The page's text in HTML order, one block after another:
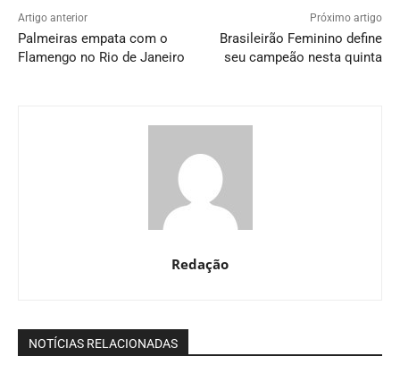
Artigo anterior
Palmeiras empata com o
Flamengo no Rio de Janeiro
Próximo artigo
Brasileirão Feminino define
seu campeão nesta quinta
Redação
NOTÍCIAS RELACIONADAS